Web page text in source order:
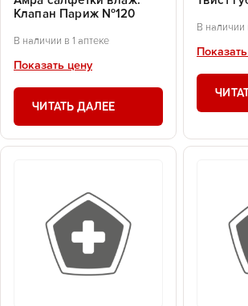
Клапан Париж №120
В наличии в 1 аптеке
Показать цену
ЧИТАТЬ ДАЛЕЕ
В наличии